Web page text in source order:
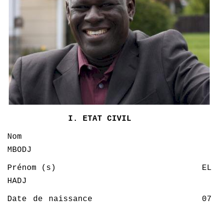
Français
I. ETAT CIVIL
Nom
MBODJ
Prénom (s) EL
HADJ
Date de naissance 07